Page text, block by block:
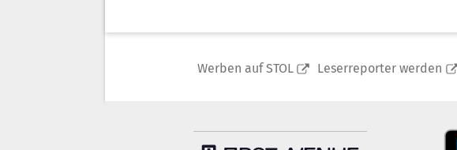
Werben auf STOL Leserreporter werden